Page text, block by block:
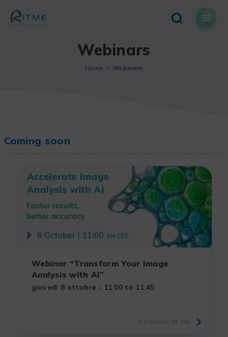
content
Webinars
Home Webinars
Coming soon
Webinar “Transform Your Image
Analysis with AI”
giovedì 8 ottobre - 11:00 to 11:45